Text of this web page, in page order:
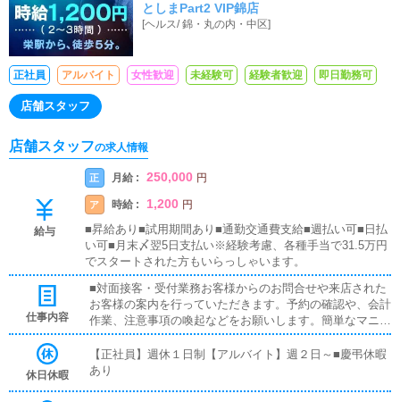
イベート重視でメリハリをつけて働きま
せんか？
としまPart2 VIP錦店
[ヘルス/錦・丸の内・中区]
正社員 アルバイト 女性歓迎 未経験可 経験者歓迎 即日勤務可
店舗スタッフ
店舗スタッフの求人情報
給与
正 月給 : 250,000 円
ア 時給 : 1,200 円
■昇給あり■試用期間あり■通勤交通費支給■週払い可■日払
い可■月末〆翌5日支払い※経験考慮、各種手当で31.5万円
でスタートされた方もいらっしゃいます。
仕事内容
■対面接客・受付業務お客様からのお問合せや来店された
お客様の案内を行っていただきます。予約の確認や、会計
作業、注意事項の喚起などをお願いします。簡単なマニュ
アルや、先輩スタッフに付いて業務内容を見ながら徐々に
覚えていただきますので、未経験の方でも安心して働けま
す。■PC更新業務ヘブンネットなど、ポータルサイト等の
休日休暇
【正社員】週休１日制【アルバイト】週２日～■慶弔休暇
あり